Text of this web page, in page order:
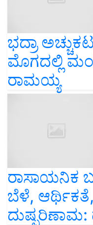
ಭದ್ರಾ
ಮೊಗದಲ್ಲಿ
ರಾಮಯ್ಯ
ರಾಸಾಯನಿಕ
ಬೆಳೆ,
ದುಷ್ಪರಿಣಾಮ: